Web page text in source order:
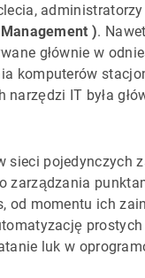
).
głównie w
komputerów
IT była
sieci pojedynczych
zarządzania
od momentu ich
luk w